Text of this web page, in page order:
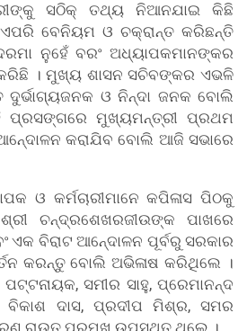
ସଠିକ୍ ତଥ୍ୟ ନିଆନଯାଇ କିଛି
ବେନିୟମ ଓ ଚକ୍ରାନ୍ତ କରିଛନ୍ତି
ନୁହେଁ ବରଂ ଅଧ୍ୟାପକମାନଙ୍କର
କରିଛି । ମୁଖ୍ୟ ଶାସନ ସଚିବଙ୍କର ଏଭଳି
ଦୁର୍ଭାଗ୍ୟଜନକ ଓ ନିନ୍ଦା ଜନକ ବୋଲି
ପ୍ରସଙ୍ଗରେ ମୁଖ୍ୟମନ୍ତ୍ରୀ ପ୍ରଥମ
କରାଯିବ ବୋଲି ଆଜି ସଭାରେ
ଓ କର୍ମଚାରୀମାନେ କପିଳାସ ପିଠକୁ
ଚନ୍ଦ୍ରଶେଖରଜୀଉଙ୍କ ପାଖରେ
ଏକ ବିରାଟ ଆନେ୍ଦାଳନ ପୂର୍ବରୁ ସରକାର
କରନ୍ତୁ ବୋଲି ଅଭିଳାଷ କରିଥିଲେ ।
ସମୀର ସାହୁ, ପ୍ରେମାନନ୍ଦ
ବିକାଶ ଦାସ, ପ୍ରଦୀପ ମିଶ୍ର, ସମର